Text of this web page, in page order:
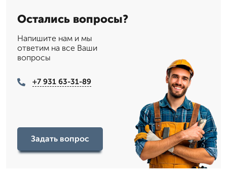
Остались вопросы?
Напишите нам и мы
ответим на все Ваши
вопросы
+7 931 63-31-89
Задать вопрос